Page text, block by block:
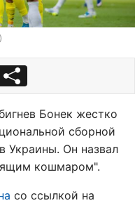
Бонек жестко
сборной
Украины. Он назвал
кошмаром".
со ссылкой на